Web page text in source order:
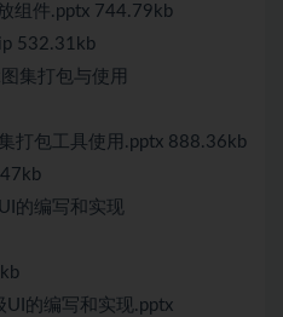
组件.pptx 744.79kb
532.31kb
集打包与使用
打包工具使用.pptx 888.36kb
的编写和实现
的编写和实现.pptx